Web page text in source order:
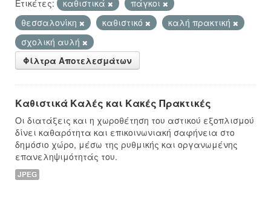
Ετικέτες:
καθιστικά
πάγκοι
θεσσαλονίκη
καθιστικό
καλή πρακτική
σχολική αυλή
Φίλτρα Αποτελεσμάτων
Καθιστικά Καλές και Κακές Πρακτικές
Οι διατάξεις και η χωροθέτηση του αστικού εξοπλισμού
δίνει καθαρότητα και επικοινωνιακή σαφήνεια στο
δημόσιο χώρο, μέσω της ρυθμικής και οργανωμένης
επανεληψιμότητάς του.
JPEG